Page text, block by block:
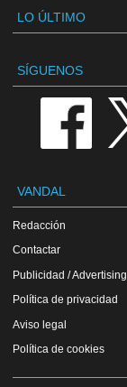
LO ÚLTIMO
SÍGUENOS
VANDAL
Redacción
Contactar
Publicidad / Advertising
Política de privacidad
Aviso legal
Política de cookies